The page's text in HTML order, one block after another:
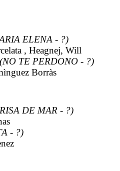
ELENA - ?)
, Heagnej, Will
(NO TE PERDONO - ?)
Borràs
DE MAR - ?)
- ?)